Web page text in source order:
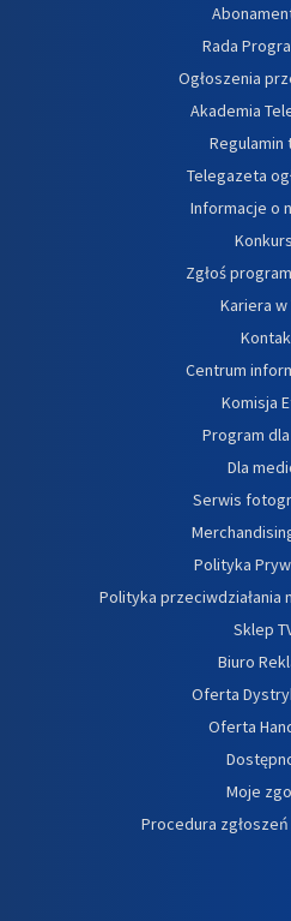
Rada
Ogłoszenia
Akademia
Regulamin
Telegazeta
Informacje o
Zgłoś
Kariera w
Centrum
Komisja
Program
Dla
Serwis
Polityka
Polityka przeciwdziałania
Sklep
Biuro
Oferta
Oferta
Moje
Procedura